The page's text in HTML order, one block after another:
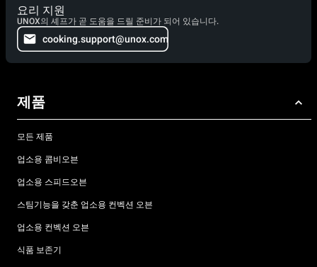
요리 지원
UNOX의 셰프가 곧 도움을 드릴 준비가 되어 있습니다.
cooking.support@unox.com
제품
모든 제품
업소용 콤비오븐
업소용 스피드오븐
스팀기능을 갖춘 업소용 컨벡션 오븐
업소용 컨벡션 오븐
식품 보존기